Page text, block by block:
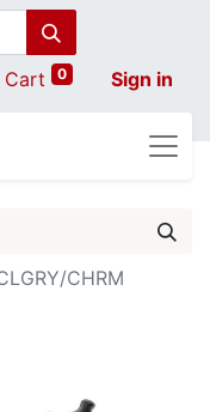
Cart 0 Sign in
CHRM